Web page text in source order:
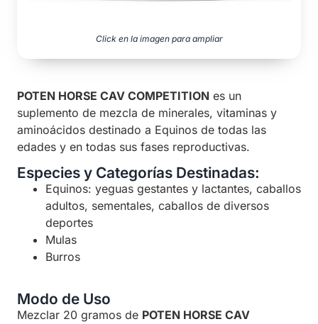
Click en la imagen para ampliar
POTEN HORSE CAV COMPETITION es un
suplemento de mezcla de minerales, vitaminas y
aminoácidos destinado a Equinos de todas las
edades y en todas sus fases reproductivas.
Especies y Categorías Destinadas:
Equinos: yeguas gestantes y lactantes, caballos
adultos, sementales, caballos de diversos
deportes
Mulas
Burros
Modo de Uso
Mezclar 20 gramos de POTEN HORSE CAV